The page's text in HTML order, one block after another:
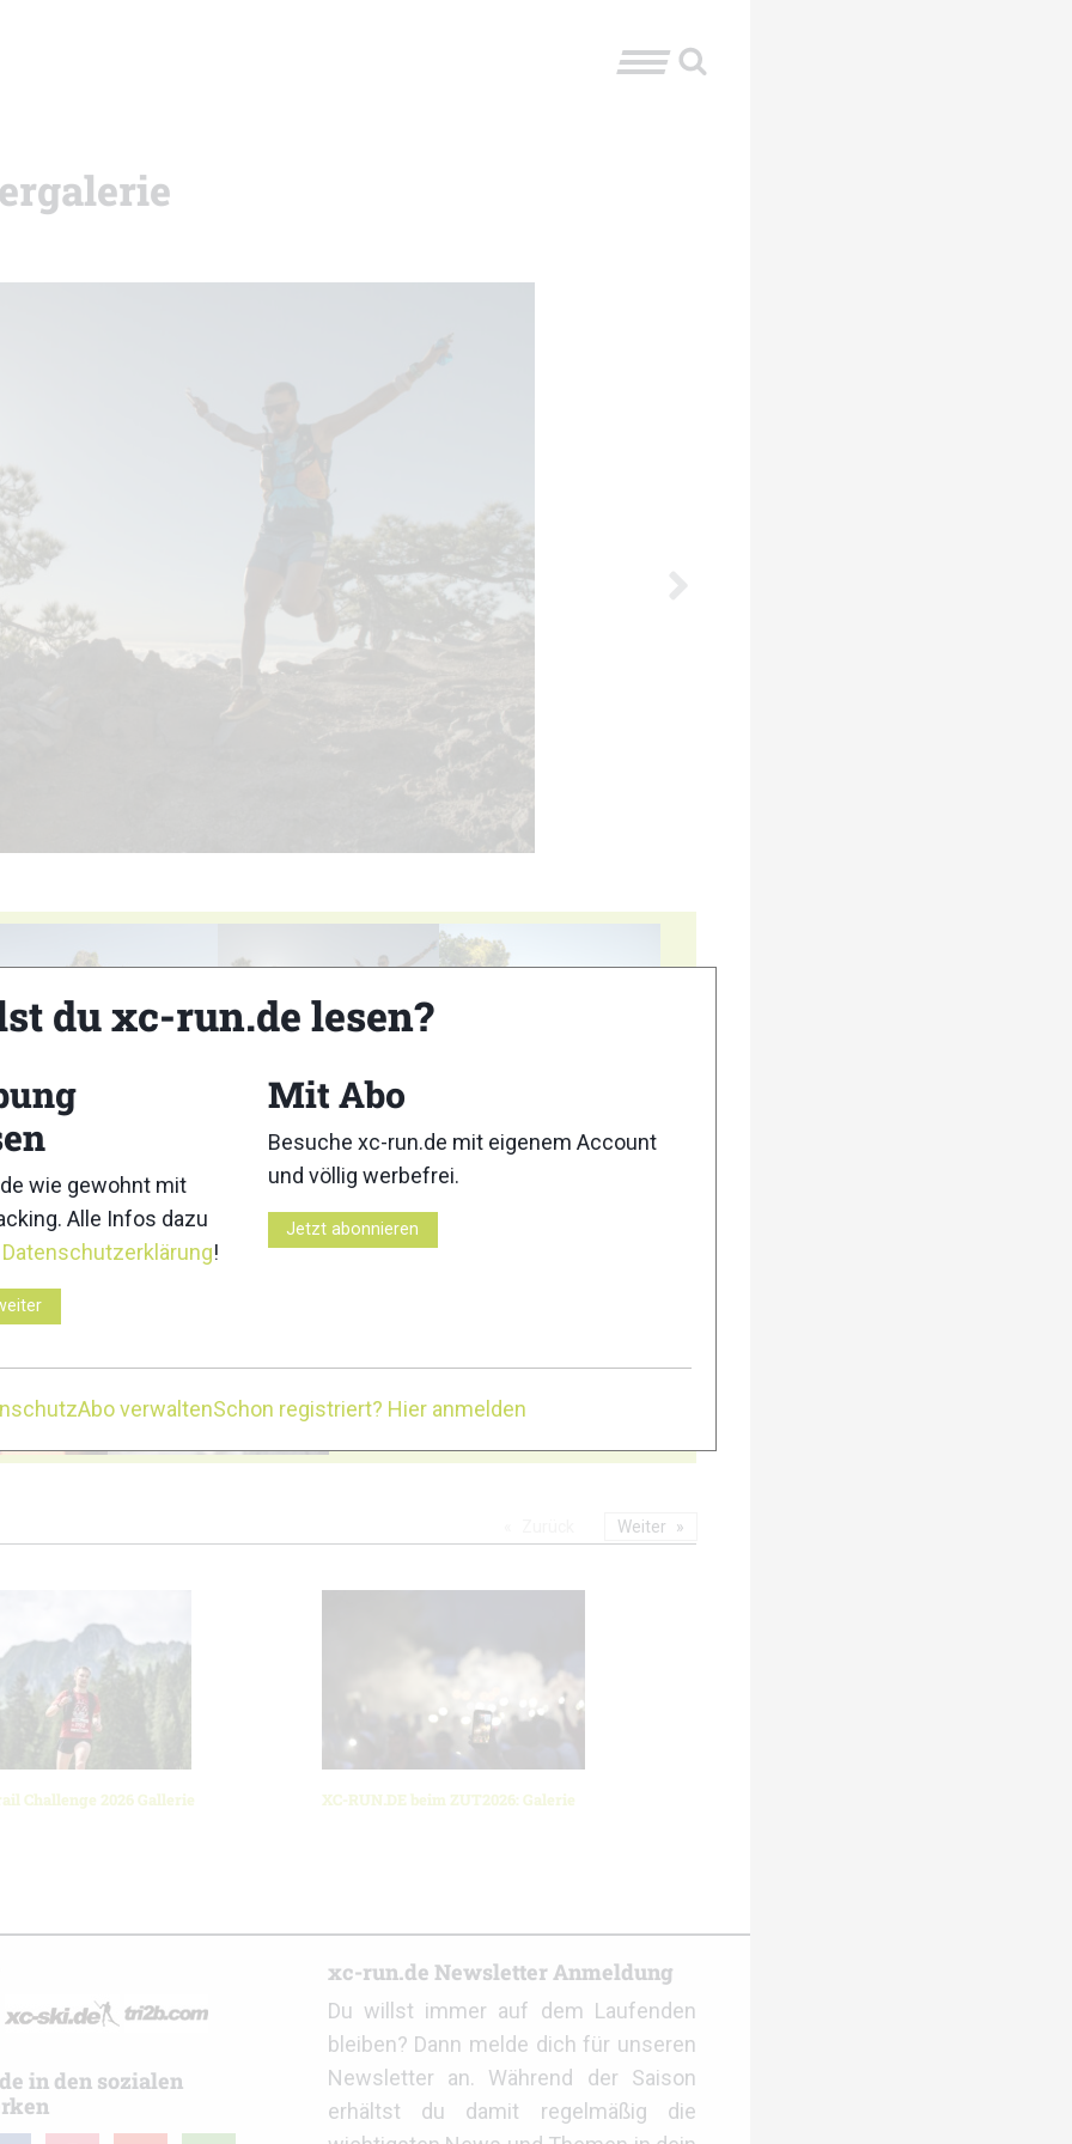
4
8
Challenge 2026 Gallerie XC-RUN.DE beim ZUT2026: Galerie
Weiter
in den sozialen
xc-run.de Newsletter Anmeldung
Du willst immer auf dem Laufenden
bleiben? Dann melde dich für unseren
Newsletter an. Während der Saison
erhältst du damit regelmäßig die
du xc-run.de lesen?
wie gewohnt mit
Alle Infos dazu
Datenschutzerklärung!
Mit Abo
Besuche xc-run.de mit eigenem Account
und völlig werbefrei.
Jetzt abonnieren
Abo verwaltenSchon registriert? Hier anmelden